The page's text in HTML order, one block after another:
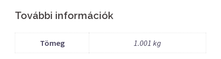
További információk
Tömeg 1.001 kg